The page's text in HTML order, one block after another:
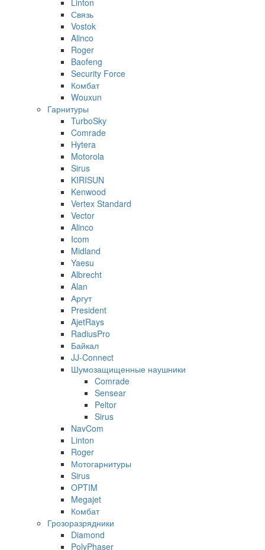
Связь
Vostok
Alinco
Roger
Baofeng
Security Force
Комбат
Wouxun
Гарнитуры
TurboSky
Comrade
Hytera
Motorola
Sirus
KIRISUN
Kenwood
Vertex Standard
Vector
Alinco
Icom
Midland
Yaesu
Albrecht
Alan
Аргут
President
AjetRays
RadiusPro
Байкал
JJ-Connect
Шумозащищенные наушники
Comrade
Sensear
Peltor
Sirus
NavCom
Linton
Roger
Мотогарнитуры
Sirus
OPTIM
Megajet
Комбат
Грозоразрядники
Diamond
PolyPhaser